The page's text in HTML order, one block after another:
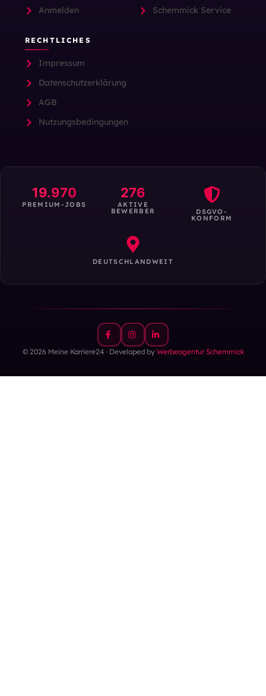
Anmelden
Schemmick Service
RECHTLICHES
Impressum
Datenschutzerklärung
AGB
Nutzungsbedingungen
19.970
PREMIUM-JOBS
276
AKTIVE
BEWERBER DSGVO-
KONFORM
DEUTSCHLANDWEIT
© 2026 Meine Karriere24 · Developed by Werbeagentur Schemmick